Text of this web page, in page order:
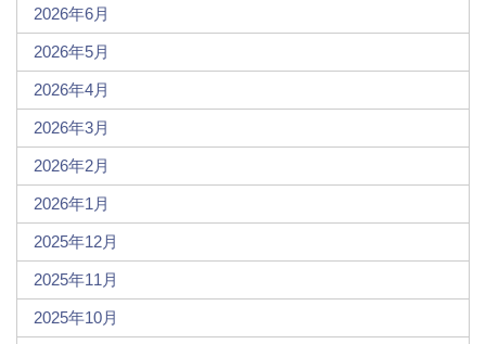
2026年6月
2026年5月
2026年4月
2026年3月
2026年2月
2026年1月
2025年12月
2025年11月
2025年10月